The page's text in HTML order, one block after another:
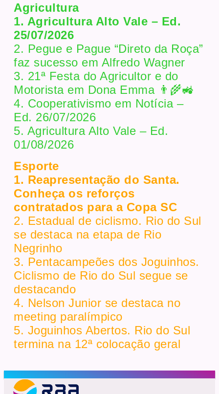
Agricultura
1. Agricultura Alto Vale – Ed.
25/07/2026
2. Pegue e Pague “Direto da Roça”
faz sucesso em Alfredo Wagner
3. 21ª Festa do Agricultor e do
Motorista em Dona Emma 👨‍🌾🚜
4. Cooperativismo em Notícia –
Ed. 26/07/2026
5. Agricultura Alto Vale – Ed.
01/08/2026
Esporte
1. Reapresentação do Santa.
Conheça os reforços
contratados para a Copa SC
2. Estadual de ciclismo. Rio do Sul
se destaca na etapa de Rio
Negrinho
3. Pentacampeões dos Joguinhos.
Ciclismo de Rio do Sul segue se
destacando
4. Nelson Junior se destaca no
meeting paralímpico
5. Joguinhos Abertos. Rio do Sul
termina na 12ª colocação geral